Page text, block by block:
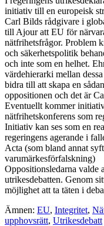
initiativ till en europeisk
Carl Bilds rådgivare i
till Ajour att EU för
nätfrihetsfrågor. Problem
och säkerhetspolitik
och inte som en helhet.
värdehierarki mellan
bidra till att skapa en
oppositionen och det är
Eventuellt kommer
nätfrihetskonferens som
Initiativ kan ses som en
regeringens agerande i
Acta (som bland annat
varumärkesförfalskning)
Oppositionsledarna valde
utrikesdebatten. Genom
möjlighet att ta täten i
Ämnen: EU, Integritet,
upphovsrätt, Utrikesdebatt